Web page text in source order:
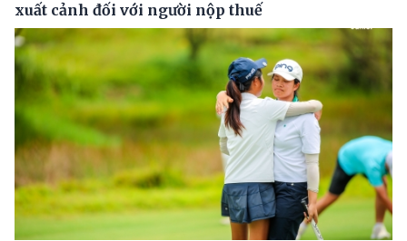
xuất cảnh đối với người nộp thuế